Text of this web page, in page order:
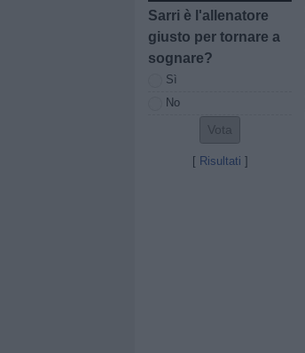
Sarri è l'allenatore
giusto per tornare a
sognare?
Sì
No
[ Risultati ]